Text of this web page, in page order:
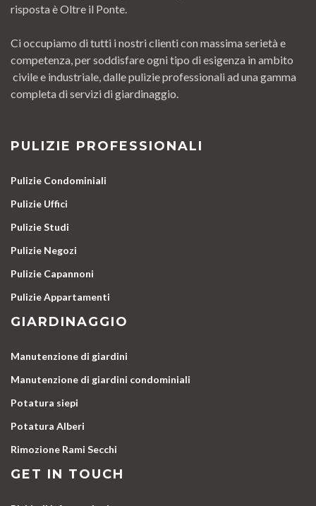
risposta è Oltre il Ponte.
Ci occupiamo di tutti i nostri clienti con massima serietà e
competenza, per soddisfare ogni tipo di esigenza in ambito
civile e industriale, dalle pulizie professionali ad una gamma
completa di servizi di giardinaggio.
PULIZIE PROFESSIONALI
Pulizie Condominiali
Pulizie Uffici
Pulizie Studi
Pulizie Negozi
Pulizie Capannoni
Pulizie Appartamenti
GIARDINAGGIO
Manutenzione di giardini
Manutenzione di giardini condominiali
Potatura siepi
Potatura Alberi
Rimozione Rami Secchi
GET IN TOUCH